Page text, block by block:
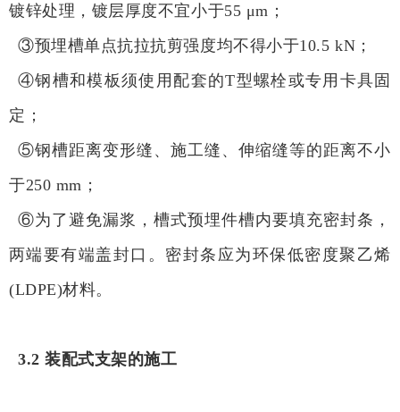
镀锌处理，镀层厚度不宜小于55 μm；
③预埋槽单点抗拉抗剪强度均不得小于10.5 kN；
④钢槽和模板须使用配套的T型螺栓或专用卡具固
定；
⑤钢槽距离变形缝、施工缝、伸缩缝等的距离不小
于250 mm；
⑥为了避免漏浆，槽式预埋件槽内要填充密封条，
两端要有端盖封口。密封条应为环保低密度聚乙烯
(LDPE)材料。
3.2 装配式支架的施工